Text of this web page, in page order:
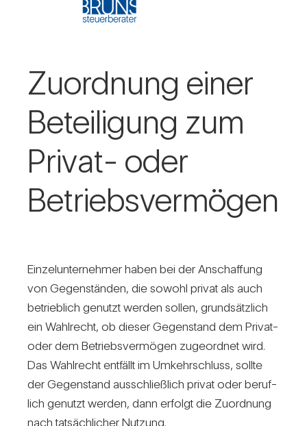
Zuord­nung einer
Betei­li­gung zum
Privat- oder
Betriebs­ver­mögen
Ein­zel­un­ter­nehmer haben bei der Anschaf­fung
von Gegen­ständen, die sowohl privat als auch
betrieb­lich genutzt werden sollen, grund­sätz­lich
ein Wahl­recht, ob dieser Gegen­stand dem Privat-
oder dem Betriebs­ver­mögen zuge­ordnet wird.
Das Wahl­recht ent­fällt im Umkehr­schluss, sollte
der Gegen­stand aus­schließ­lich privat oder beruf­
lich genutzt werden, dann erfolgt die Zuord­nung
nach tat­säch­li­cher Nut­zung.